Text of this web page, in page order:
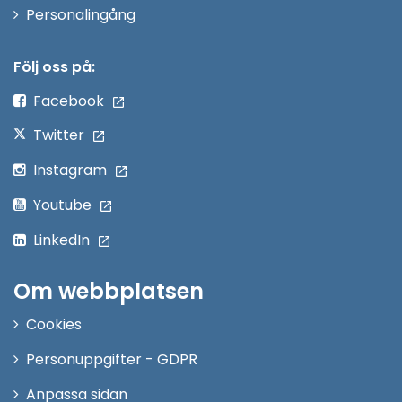
PersonalingångÖppna
Följ oss på:
Facebook
Twitter
Instagram
Youtube
LinkedIn
Om webbplatsen
Cookies
Personuppgifter - GDPR
Anpassa sidan